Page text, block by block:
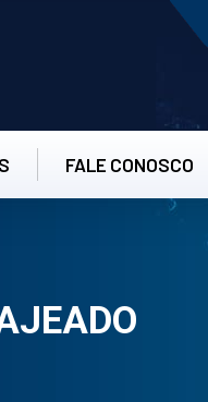
FALE CONOSCO